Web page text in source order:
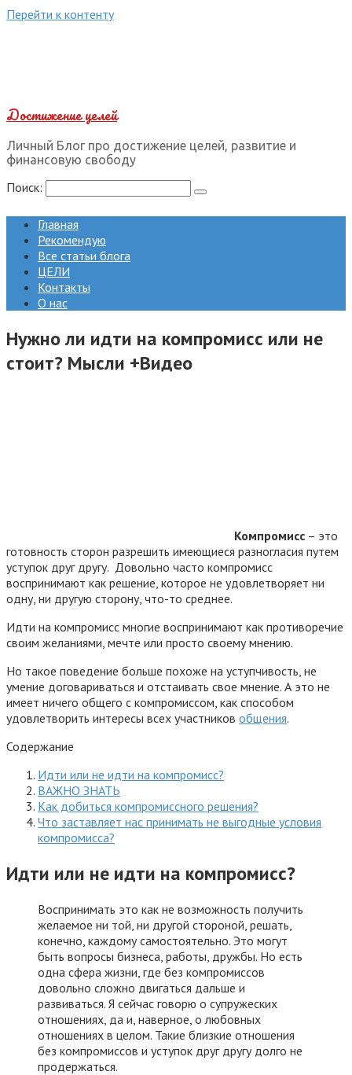
Перейти к контенту
Достижение целей
Личный Блог про достижение целей, развитие и
финансовую свободу
Поиск:
Главная
Рекомендую
Все статьи блога
ЦЕЛИ
Контакты
О нас
Нужно ли идти на компромисс или не
стоит? Мысли +Видео
Компромисс – это
готовность сторон разрешить имеющиеся разногласия путем
уступок друг другу. Довольно часто компромисс
воспринимают как решение, которое не удовлетворяет ни
одну, ни другую сторону, что-то среднее.
Идти на компромисс многие воспринимают как противоречие
своим желаниями, мечте или просто своему мнению.
Но такое поведение больше похоже на уступчивость, не
умение договариваться и отстаивать свое мнение. А это не
имеет ничего общего с компромиссом, как способом
удовлетворить интересы всех участников общения.
Содержание
Идти или не идти на компромисс?
ВАЖНО ЗНАТЬ
Как добиться компромиссного решения?
Что заставляет нас принимать не выгодные условия
компромисса?
Идти или не идти на компромисс?
Воспринимать это как не возможность получить
желаемое ни той, ни другой стороной, решать,
конечно, каждому самостоятельно. Это могут
быть вопросы бизнеса, работы, дружбы. Но есть
одна сфера жизни, где без компромиссов
довольно сложно двигаться дальше и
развиваться. Я сейчас говорю о супружеских
отношениях, да и, наверное, о любовных
отношениях в целом. Такие близкие отношения
без компромиссов и уступок друг другу долго не
продержаться.